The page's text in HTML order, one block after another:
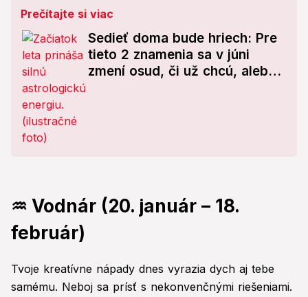
Prečítajte si viac
Sedieť doma bude hriech: Pre
tieto 2 znamenia sa v júni
zmení osud, či už chcú, alebo
♒ Vodnár (20. január – 18.
február)
Tvoje kreatívne nápady dnes vyrazia dych aj tebe
samému. Neboj sa prísť s nekonvenčnými riešeniami.